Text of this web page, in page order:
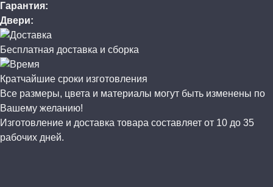
Гарантия:
Двери:
Бесплатная доставка и сборка
Кратчайшие сроки изготовления
Все размеры, цвета и материалы могут быть изменены по
Вашему желанию!
Изготовление и доставка товара составляет от 10 до 35
рабочих дней.